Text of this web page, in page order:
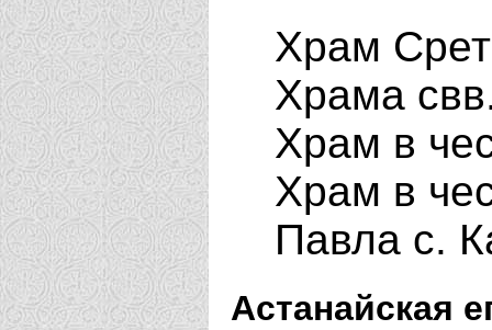
Храм
Храма
Храм в
Храм в
Павла с.
Астанайская